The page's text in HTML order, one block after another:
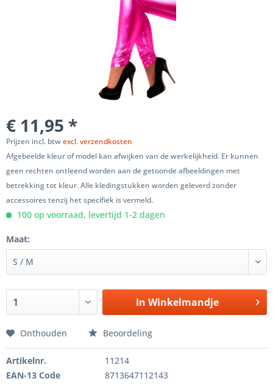
€ 11,95 *
Prijzen incl. btwexcl. verzendkosten
Afgebeelde kleur of model kan afwijken van de werkelijkheid. Er kunnen
geen rechten ontleend worden aan de getoonde afbeeldingen met
betrekking tot kleur. Alle kledingstukken worden geleverd zonder
accessoires tenzij het specifiek is vermeld.
100 op voorraad, levertijd 1-2 dagen
Maat:
In Winkelmandje
Onthouden Beoordeling
Artikelnr.
11214
EAN-13 Code
8713647112143